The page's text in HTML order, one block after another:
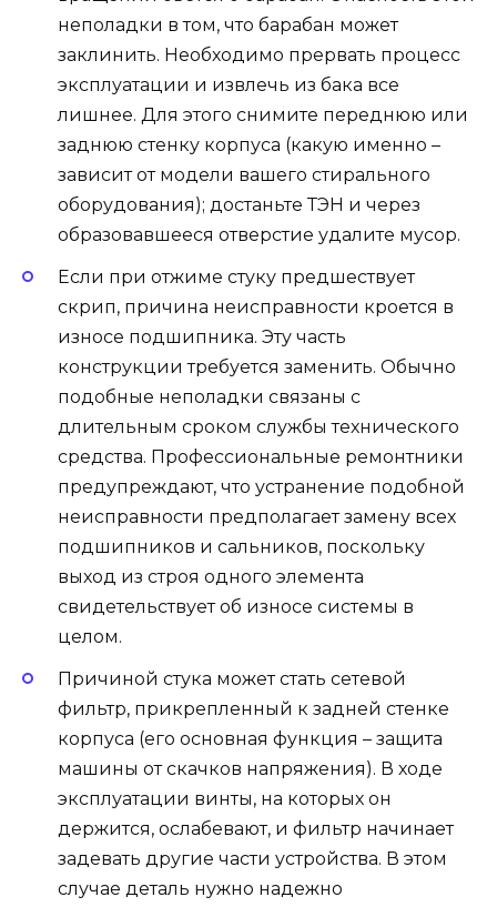
неполадки в том, что барабан может
заклинить. Необходимо прервать процесс
эксплуатации и извлечь из бака все
лишнее. Для этого снимите переднюю или
заднюю стенку корпуса (какую именно –
зависит от модели вашего стирального
оборудования); достаньте ТЭН и через
образовавшееся отверстие удалите мусор.
Если при отжиме стуку предшествует
скрип, причина неисправности кроется в
износе подшипника. Эту часть
конструкции требуется заменить. Обычно
подобные неполадки связаны с
длительным сроком службы технического
средства. Профессиональные ремонтники
предупреждают, что устранение подобной
неисправности предполагает замену всех
подшипников и сальников, поскольку
выход из строя одного элемента
свидетельствует об износе системы в
целом.
Причиной стука может стать сетевой
фильтр, прикрепленный к задней стенке
корпуса (его основная функция – защита
машины от скачков напряжения). В ходе
эксплуатации винты, на которых он
держится, ослабевают, и фильтр начинает
задевать другие части устройства. В этом
случае деталь нужно надежно